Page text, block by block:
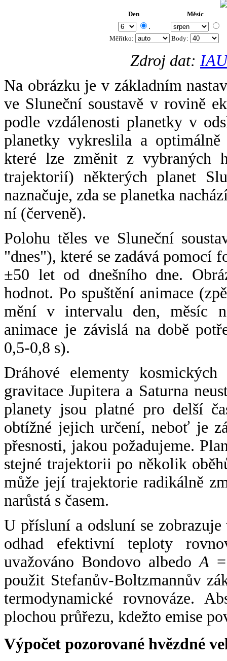
Den Měsíc
.
Měřítko: Body:
Zdroj dat:
Na obrázku je v základním
ve Sluneční soustavě v rovině
podle vzdálenosti planetky v
planetky vykreslila a
které lze změnit z vybraných
trajektorií) některých planet
naznačuje, zda se planetka
ní (červeně).
Polohu těles ve Sluneční
"dnes"), které se zadává pomocí
±50 let od dnešního dne.
hodnot. Po spuštění animace
mění v intervalu den, měsíc
animace je závislá na době
0,5-0,8 s).
Dráhové elementy
gravitace Jupitera a Saturna
planety jsou platné pro delší
obtížné jejich určení, neboť je
přesnosti, jakou požadujeme.
stejné trajektorii po několik
může její trajektorie radikálně
narůstá s časem.
U přísluní a odsluní se
odhad efektivní teploty
uvažováno Bondovo albedoA
použit Stefanův-Boltzmannův
termodynamické rovnováze.
plochou průřezu, kdežto emise
Výpočet pozorované hvězdné